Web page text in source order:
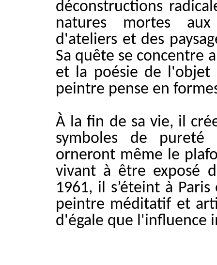
déconstructions
natures mortes
d'ateliers et des
Sa quête se concentre
et la poésie de
peintre pense en
À la fin de sa vie, il
symboles de
orneront même le
vivant à être exposé
1961, il s’éteint à
peintre méditatif et
d'égale que l'influence